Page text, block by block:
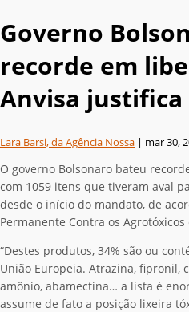
Governo
recorde em
Anvisa justifica
Lara Barsi, da Agência Nossa | mar 30,
O governo Bolsonaro bateu
com 1059 itens que tiveram aval
desde o início do mandato, de
Permanente Contra os Agrotóxicos
“Destes produtos, 34% são ou
União Europeia. Atrazina, fipronil,
amônio, abamectina… a lista é
assume de fato a posição lixeira